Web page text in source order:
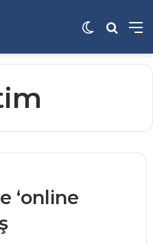
Dış
‘online